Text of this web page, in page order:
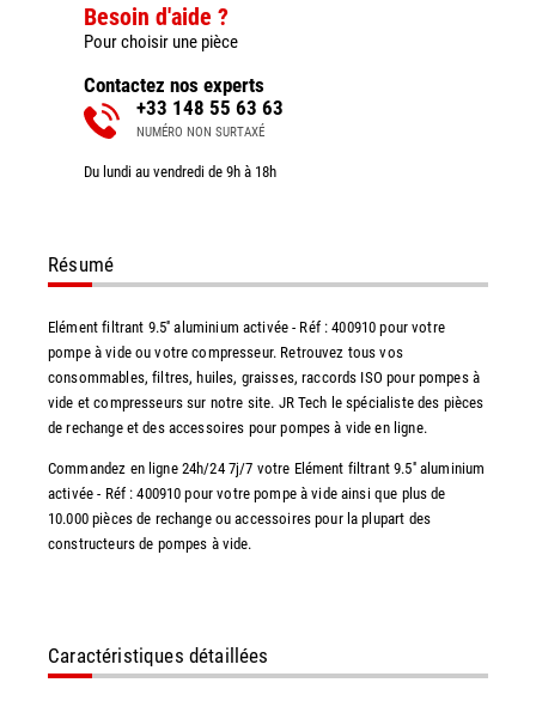
Besoin d'aide ?
Pour choisir une pièce
Contactez nos experts
+33 148 55 63 63
NUMÉRO NON SURTAXÉ
Du lundi au vendredi de 9h à 18h
Résumé
Elément filtrant 9.5'' aluminium activée - Réf : 400910 pour votre
pompe à vide ou votre compresseur. Retrouvez tous vos
consommables, filtres, huiles, graisses, raccords ISO pour pompes à
vide et compresseurs sur notre site. JR Tech le spécialiste des pièces
de rechange et des accessoires pour pompes à vide en ligne.
Commandez en ligne 24h/24 7j/7 votre Elément filtrant 9.5'' aluminium
activée - Réf : 400910 pour votre pompe à vide ainsi que plus de
10.000 pièces de rechange ou accessoires pour la plupart des
constructeurs de pompes à vide.
Caractéristiques détaillées